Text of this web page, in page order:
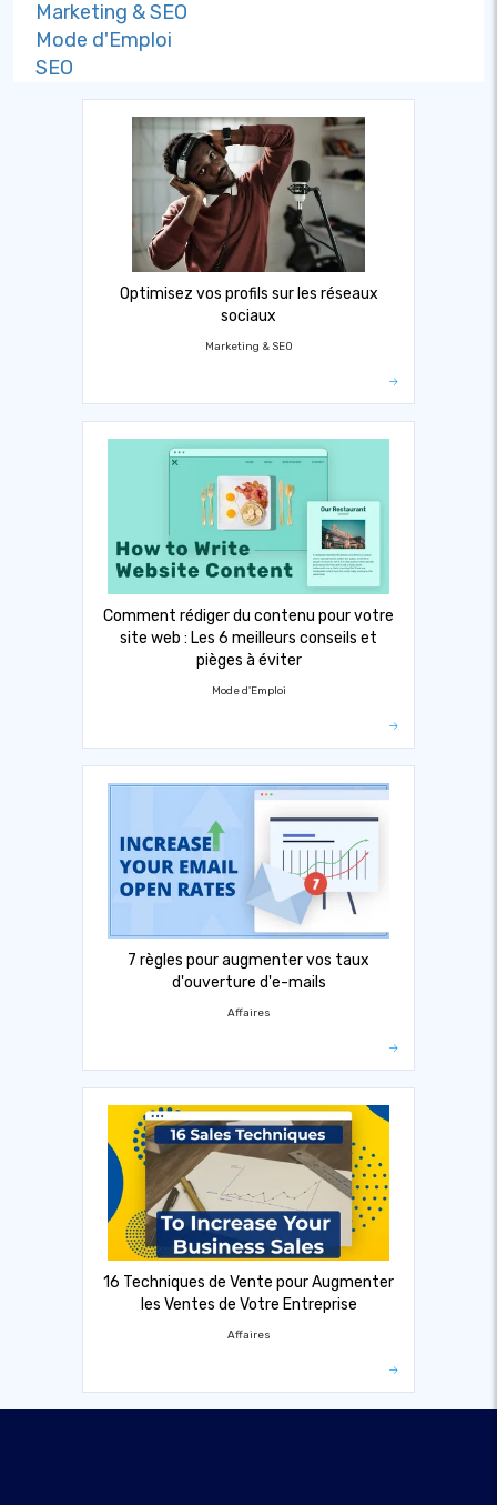
Marketing & SEO
Mode d'Emploi
SEO
Optimisez vos profils sur les réseaux
sociaux
Marketing & SEO
Comment rédiger du contenu pour votre
site web : Les 6 meilleurs conseils et
pièges à éviter
Mode d'Emploi
7 règles pour augmenter vos taux
d'ouverture d'e-mails
Affaires
16 Techniques de Vente pour Augmenter
les Ventes de Votre Entreprise
Affaires